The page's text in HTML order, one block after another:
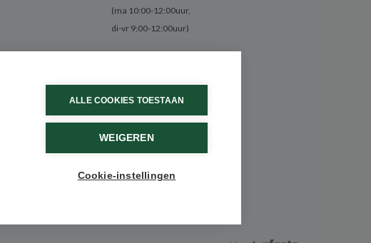
(ma 10:00-12:00uur,
di-vr 9:00-12:00uur)
ALLE COOKIES TOESTAAN
WEIGEREN
Cookie-instellingen